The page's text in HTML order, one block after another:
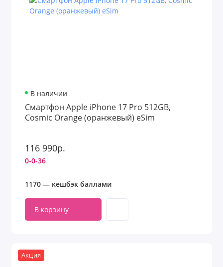
В наличии
Смартфон Apple iPhone 17 Pro 512GB,
Cosmic Orange (оранжевый) eSim
116 990р.
0-0-36
1170 — кешбэк баллами
В корзину
Акция